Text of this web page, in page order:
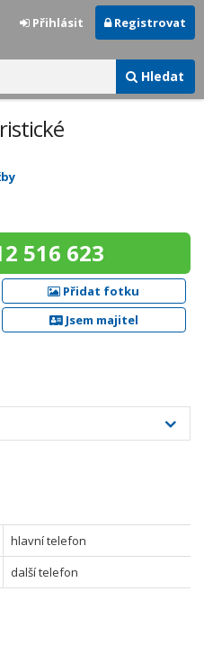
Hledat
Přihlásit Registrovat
516 623
Přidat fotku
Jsem majitel
hlavní telefon
další telefon